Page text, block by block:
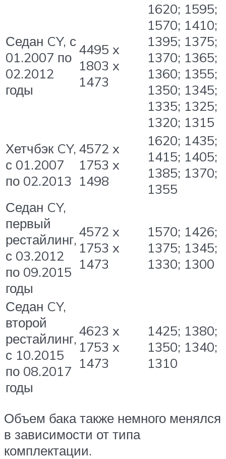
Седан CY, с
01.2007 по
02.2012
годы
4495 x
1803 x
1473
1620; 1595;
1570; 1410;
1395; 1375;
1370; 1365;
1360; 1355;
1350; 1345;
1335; 1325;
1320; 1315
Хетчбэк CY,
с 01.2007
по 02.2013
4572 x
1753 x
1498
1620; 1435;
1415; 1405;
1385; 1370;
1355
Седан CY,
первый
рестайлинг,
с 03.2012
по 09.2015
годы
4572 x
1753 x
1473
1570; 1426;
1375; 1345;
1330; 1300
Седан CY,
второй
рестайлинг,
с 10.2015
по 08.2017
годы
4623 x
1753 x
1473
1425; 1380;
1350; 1340;
1310
Объем бака также немного менялся
в зависимости от типа
комплектации.